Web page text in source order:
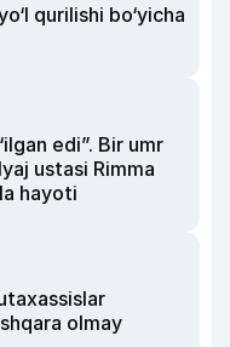
qurilishi bo‘yicha
edi”. Bir umr
ustasi Rimma
hayoti
olmay